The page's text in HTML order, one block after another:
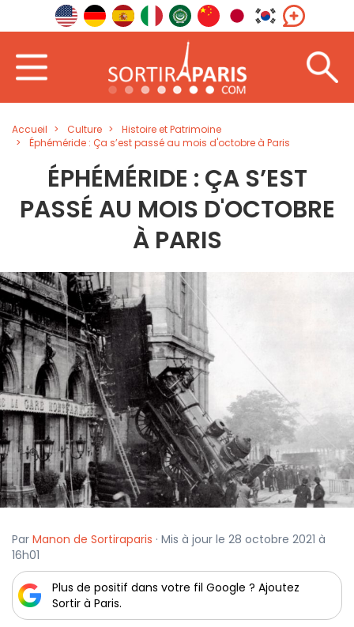
Accueil Culture
Histoire et Patrimoine
Éphéméride : Ça s’est passé au mois d'octobre à Paris
ÉPHÉMÉRIDE : ÇA S’EST
PASSÉ AU MOIS D'OCTOBRE
À PARIS
Par Manon de Sortiraparis · Mis à jour le 28 octobre 2021 à
16h01
Plus de positif dans votre fil Google ? Ajoutez
Sortir à Paris.